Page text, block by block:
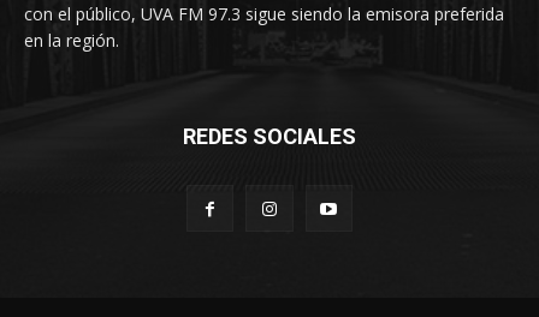
con el público, UVA FM 97.3 sigue siendo la emisora preferida
en la región.
REDES SOCIALES